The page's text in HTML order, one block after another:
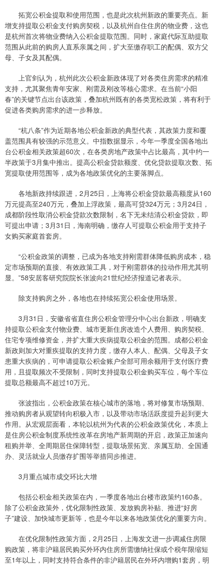
拓宽公积金提取和使用范围，也是此次杭州新政的重要亮点。新
增支持提取公积金支付购房契税，以及杭州自住住房的物业费，这也
是杭州首次将物业费纳入公积金提取范围。同时，家庭代际互助提取
范围从此前的购房人直系亲属之间，扩大至缴存职工的配偶、双方父
母、子女及其配偶。
上官剑认为，杭州此次公积金新政体现了对各类住房需求的精准
支持，尤其聚焦青年安家、刚需及刚改等核心需求。在当前“小阳
春”的关键节点出台该政策，叠加杭州既有的各类宽松政策，将有利于
促进各类购房需求的进一步释放。
“杭八条”作为近期各地公积金新政的典型代表，其政策力度和覆
盖范围具有较强的示范意义。中指数据显示，今年一季度全国各地出
台公积金相关政策超60次，在各类房地产政策中占比最高，其中约一
半政策于3月集中推出。提高公积金贷款额度、优化贷款提取次数、拓
宽提取使用范围等，成为各地政策优化的主要落脚点。
各地新政持续跟进，2月25日，上海将公积金贷款最高额度从160
万元提高至240万元，叠加上浮政策，最高可贷324万元；3月24日，
成都阶段性取消公积金贷款次数限制，名下无未结清公积金贷款，即
可提出申请；3月31日，海南明确，缴存人可提取公积金用于支持子
女购买家庭首套房。
“公积金政策的调整，已成为各地支持刚需群体降低购房成本，稳
定市场预期的直接、有效政策工具，对于刚需群体的拉动作用尤其明
显。”58安居客研究院院长张波向21世纪经济报道记者表示。
除支持购房之外，各地也在持续拓宽公积金使用场景。
3月31日，安徽省省直住房公积金管理分中心出台新政，明确支
持提取公积金支付物业费、城市更新住房改造个人费用、购房契税、
住宅专项维修资金，并扩大重大疾病提取公积金的范围。成都公积金
新政则加大对重疾提取的支持力度，缴存人本人、配偶、父母及子女
患重大疾病的，可申请提取公积金账户全部可用余额用于支付医疗费
用，且提取频次不受限制，同时支持提取公积金购买车位，每个车位
提取总额最高不超过10万元。
张波指出，公积金政策在核心城市的落地，将对修复市场预期、
推动购房者从观望转向积极入市，以及带动市场活跃度提升起到更大
作用。从宏观层面看，本轮以杭州为代表的公积金政策优化，本质上
是住房公积金制度系统性改革在房地产新周期的开启，政策正加速向
租购并举、全周期居住保障转型，提取场景拓宽、亲属互助、全国通
办、灵活就业人员缴存扩围等举措同步推进。
3月重点城市成交环比大增
包括公积金相关政策在内，一季度各地出台楼市政策约160条。
除了公积金政策外，优化限制性政策、发放购房补贴、推进“好房
子”建设、加快城市更新等，也是今年以来各地政策优化的重要方向。
在优化限制性政策方面，2月25日，上海发文进一步调减住房限
购政策，将非沪籍居民购买外环内住房所需缴纳社保或个税年限缩短
至1年以上，同时支持符合条件的非沪籍居民在外环内增购1套房，明